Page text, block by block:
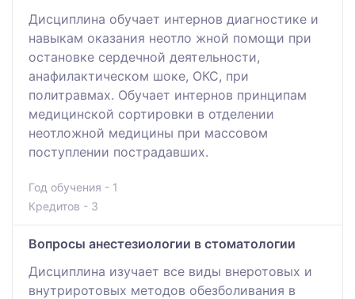
Дисциплина обучает интернов диагностике и
навыкам оказания неотло жной помощи при
остановке сердечной деятельности,
анафилактическом шоке, ОКС, при
политравмах. Обучает интернов принципам
медицинской сортировки в отделении
неотложной медицины при массовом
поступлении пострадавших.
Год обучения - 1
Кредитов - 3
Вопросы анестезиологии в стоматологии
Дисциплина изучает все виды внеротовых и
внутриротовых методов обезболивания в